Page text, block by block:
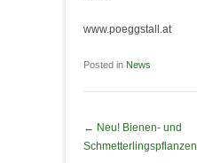
www.poeggstall.at
Posted in News
Post navigation
← Neu! Bienen- und
Schmetterlingspflanzen